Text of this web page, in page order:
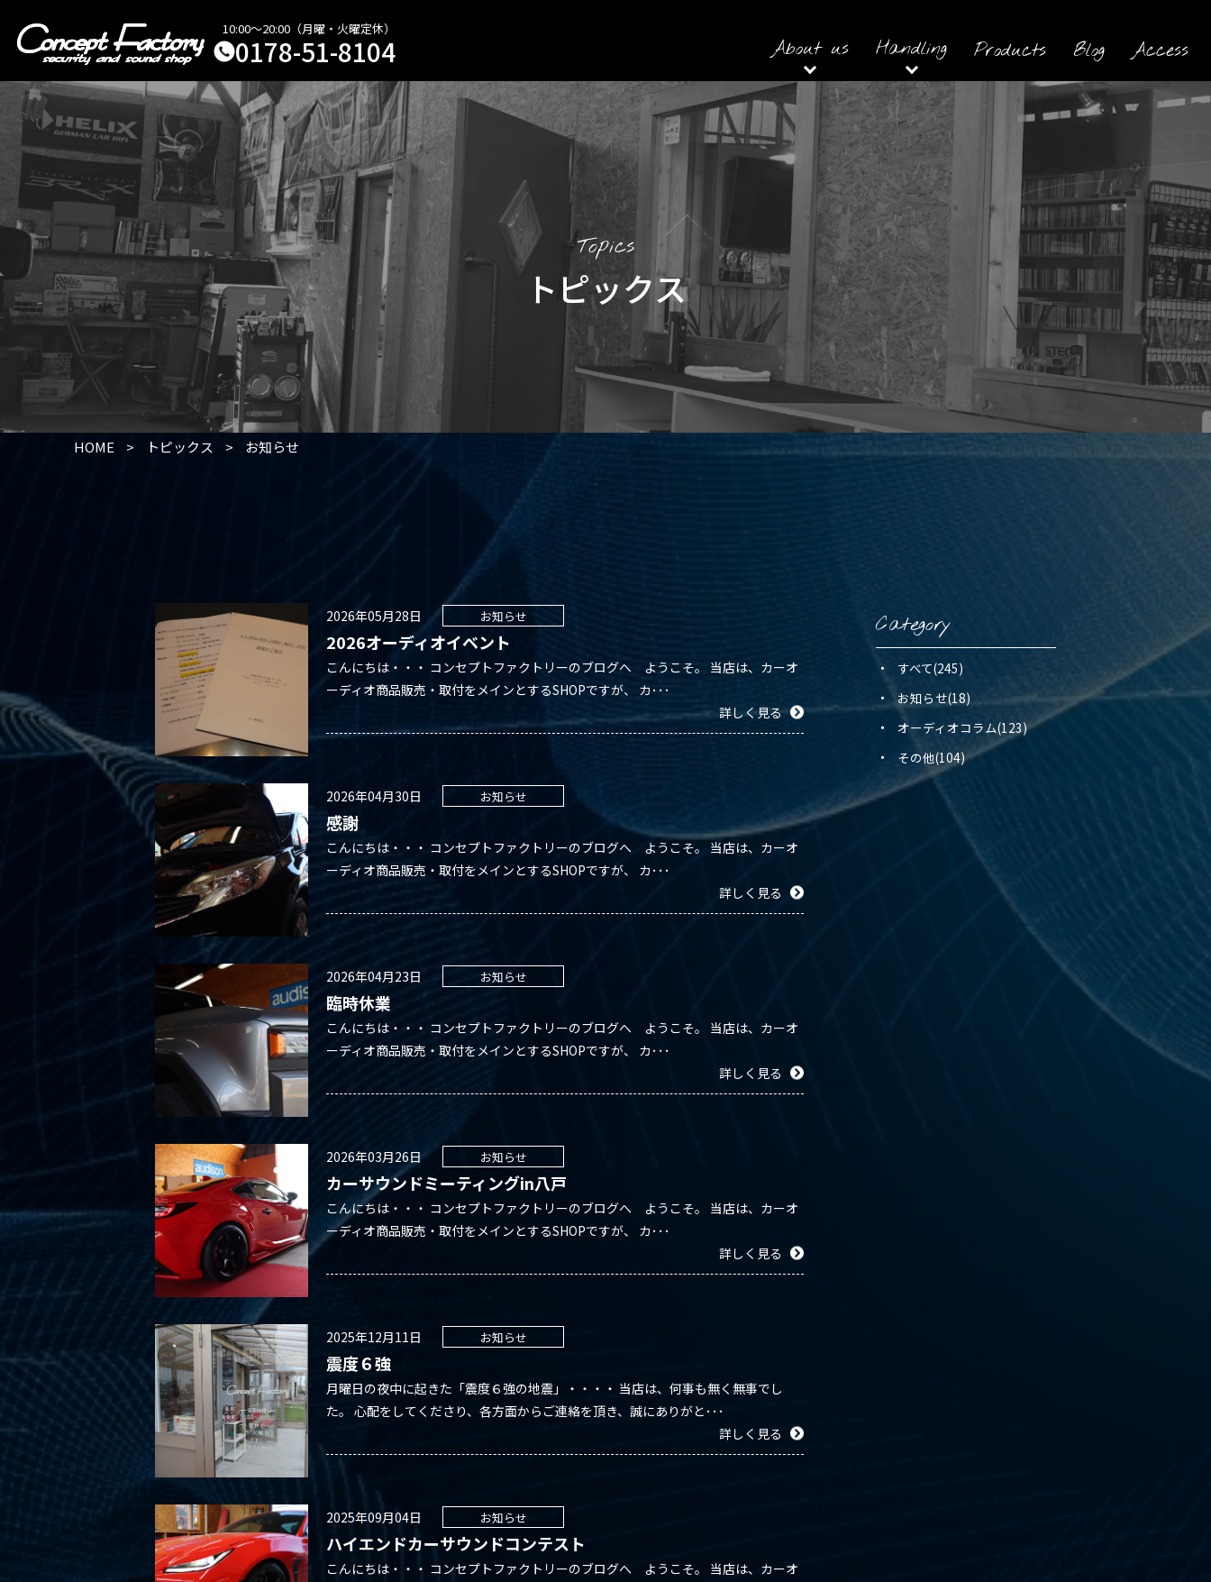
10:00～20:00（月曜・火曜定休）
0178-51-8104 About us Handling Products Blog Access
Topics
トピックス
HOME > トピックス > お知らせ
2026年05月28日 お知らせ
2026オーディオイベント
こんにちは・・・ コンセプトファクトリーのブログへ ようこそ。 当店は、カーオ
ーディオ商品販売・取付をメインとするSHOPですが、 カ･･･
詳しく見る
2026年04月30日 お知らせ
感謝
こんにちは・・・ コンセプトファクトリーのブログへ ようこそ。 当店は、カーオ
ーディオ商品販売・取付をメインとするSHOPですが、 カ･･･
詳しく見る
2026年04月23日 お知らせ
臨時休業
こんにちは・・・ コンセプトファクトリーのブログへ ようこそ。 当店は、カーオ
ーディオ商品販売・取付をメインとするSHOPですが、 カ･･･
詳しく見る
2026年03月26日 お知らせ
カーサウンドミーティングin八戸
こんにちは・・・ コンセプトファクトリーのブログへ ようこそ。 当店は、カーオ
ーディオ商品販売・取付をメインとするSHOPですが、 カ･･･
詳しく見る
2025年12月11日 お知らせ
震度６強
月曜日の夜中に起きた「震度６強の地震」・・・・ 当店は、何事も無く無事でし
た。 心配をしてくださり、各方面からご連絡を頂き、誠にありがと･･･
詳しく見る
2025年09月04日 お知らせ
ハイエンドカーサウンドコンテスト
こんにちは・・・ コンセプトファクトリーのブログへ ようこそ。 当店は、カーオ
Category
すべて(245)
お知らせ(18)
オーディオコラム(123)
その他(104)